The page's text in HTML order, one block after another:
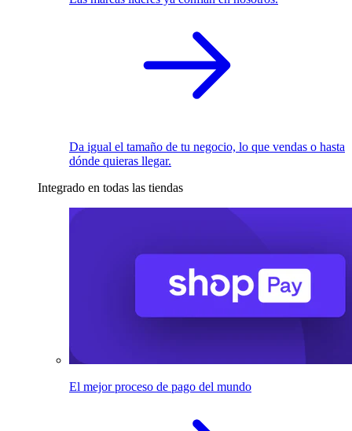
Da igual el tamaño de tu negocio, lo que vendas o hasta
dónde quieras llegar.
Integrado en todas las tiendas
El mejor proceso de pago del mundo